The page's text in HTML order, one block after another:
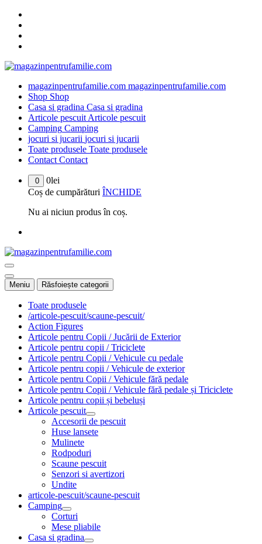
conținut
magazinpentrufamilie.com magazinpentrufamilie.com
Shop Shop
Casa si gradina Casa si gradina
Articole pescuit Articole pescuit
Camping Camping
jocuri si jucarii jocuri si jucarii
Toate produsele Toate produsele
Contact Contact
0 0lei
Coș de cumpărături ÎNCHIDE
Nu ai niciun produs în coș.
Meniu Răsfoiește categorii
Toate produsele
/articole-pescuit/scaune-pescuit/
Action Figures
Articole pentru Copii / Jucării de Exterior
Articole pentru copii / Triciclete
Articole pentru Copii / Vehicule cu pedale
Articole pentru copii / Vehicule de exterior
Articole pentru Copii / Vehicule fără pedale
Articole pentru Copii / Vehicule fără pedale și Triciclete
Articole pentru copii și bebeluși
Articole pescuit
Accesorii de pescuit
Huse lansete
Mulinete
Rodpoduri
Scaune pescuit
Senzori si avertizori
Undite
articole-pescuit/scaune-pescuit
Camping
Corturi
Mese pliabile
Casa si gradina